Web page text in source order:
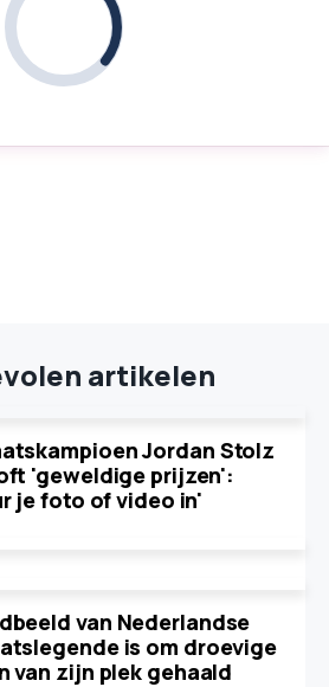
artikelen
Jordan Stolz
'geweldige prijzen':
je foto of video in'
van Nederlandse
is om droevige
van zijn plek gehaald